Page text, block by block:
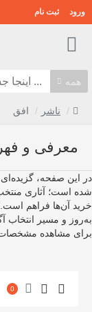
ورود ثبت نام
همه
ناشر افق
معرفی و
در این صفحه،
شده است؛ آثاری
خرید آن‌ها فراهم
به‌روز و مسیر انتخاب
برای مشاهده مشخصات
0